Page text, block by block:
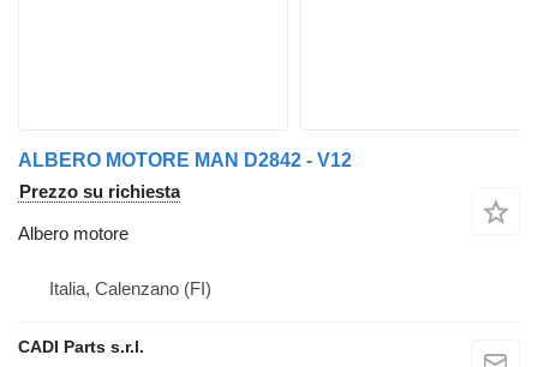
ALBERO MOTORE MAN D2842 - V12
Prezzo su richiesta
Albero motore
Italia, Calenzano (FI)
CADI Parts s.r.l.